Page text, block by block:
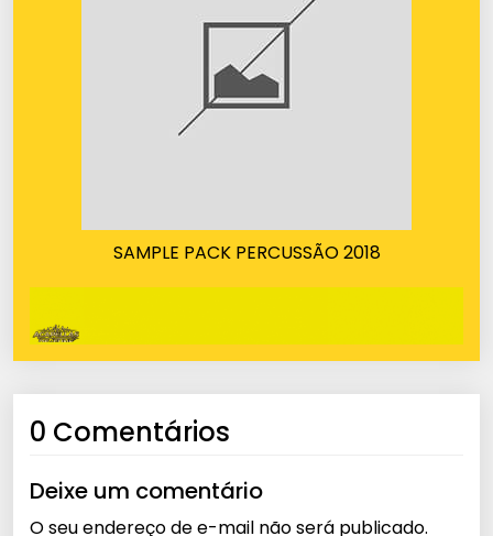
SAMPLE PACK PERCUSSÃO 2018
0 Comentários
Deixe um comentário
O seu endereço de e-mail não será publicado.